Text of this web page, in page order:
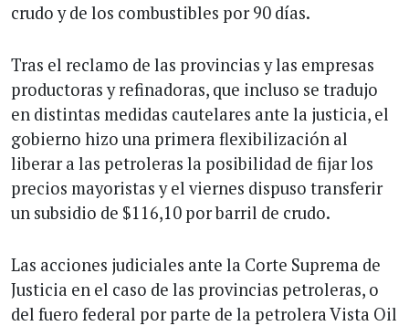
crudo y de los combustibles por 90 días.
Tras el reclamo de las provincias y las empresas
productoras y refinadoras, que incluso se tradujo
en distintas medidas cautelares ante la justicia, el
gobierno hizo una primera flexibilización al
liberar a las petroleras la posibilidad de fijar los
precios mayoristas y el viernes dispuso transferir
un subsidio de $116,10 por barril de crudo.
Las acciones judiciales ante la Corte Suprema de
Justicia en el caso de las provincias petroleras, o
del fuero federal por parte de la petrolera Vista Oil